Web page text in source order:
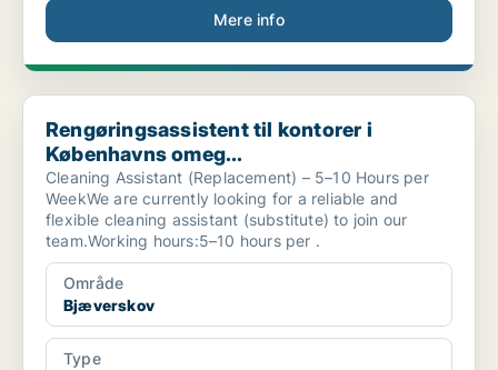
Mere info
Rengøringsassistent til kontorer i Københavns omeg...
Rengøringsassistent til kontorer i
Københavns omeg...
Cleaning Assistant (Replacement) – 5–10 Hours per
WeekWe are currently looking for a reliable and
flexible cleaning assistant (substitute) to join our
team.Working hours:5–10 hours per .
Område
Bjæverskov
Type